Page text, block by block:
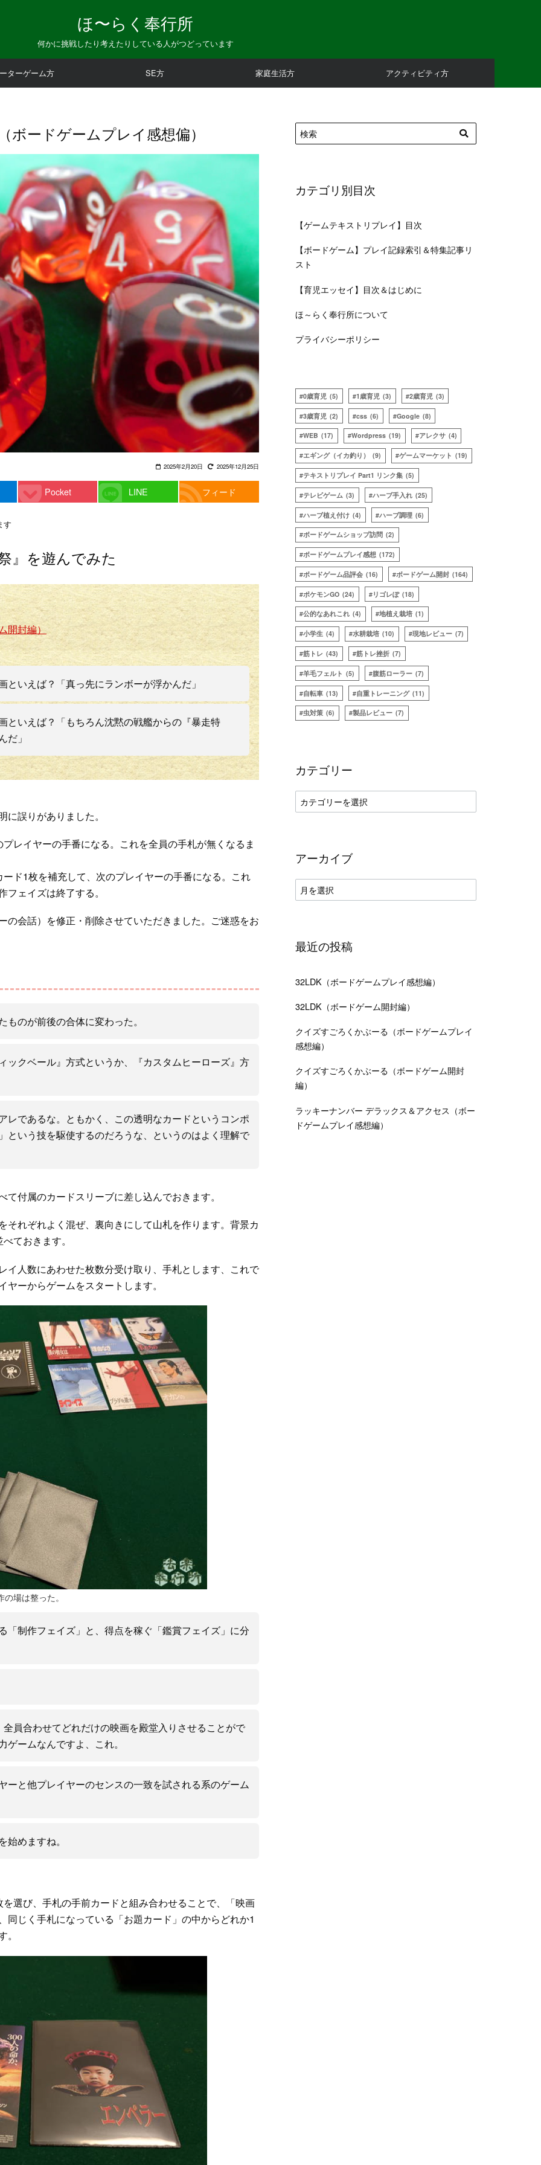
ほ〜らく奉行所
何かに挑戦したり考えたりしている人がつどっています
ターゲーム方 SE方 家庭生活方 アクティビティ方
ードゲームプレイ感想偏）
2025年2月20日 2025年12月25日
Pocket LINE フィード
す
』を遊んでみた
開封編）
いえば？「真っ先にランボーが浮かんだ」
といえば？「もちろん沈黙の戦艦からの『暴走特
だ」
誤りがありました。
レイヤーの手番になる。これを全員の手札が無くなるま
ド1枚を補充して、次のプレイヤーの手番になる。これ
ェイズは終了する。
会話）を修正・削除させていただきました。ご迷惑をお
のが前後の合体に変わった。
ックベール』方式というか、『カスタムヒーローズ』方
レであるな。ともかく、この透明なカードというコンポ
という技を駆使するのだろうな、というのはよく理解で
付属のカードスリーブに差し込んでおきます。
れぞれよく混ぜ、裏向きにして山札を作ります。背景カ
ておきます。
人数にあわせた枚数分受け取り、手札とします、これで
ーからゲームをスタートします。
の場は整った。
「制作フェイズ」と、得点を稼ぐ「鑑賞フェイズ」に分
員合わせてどれだけの映画を殿堂入りさせることがで
ームなんですよ、これ。
と他プレイヤーのセンスの一致を試される系のゲーム
めますね。
選び、手札の手前カードと組み合わせることで、「映画
じく手札になっている「お題カード」の中からどれか1
カテゴリ別目次
【ゲームテキストリプレイ】目次
【ボードゲーム】プレイ記録索引＆特集記事リ
スト
【育児エッセイ】目次＆はじめに
ほ～らく奉行所について
プライバシーポリシー
0歳育児 (5) 1歳育児 (3) 2歳育児 (3)
3歳育児 (2) css (6) Google (8)
WEB (17) Wordpress (19) アレクサ (4)
エギング（イカ釣り） (9) ゲームマーケット (19)
テキストリプレイ Part1 リンク集 (5)
テレビゲーム (3) ハーブ手入れ (25)
ハーブ植え付け (4) ハーブ調理 (6)
ボードゲームショップ訪問 (2)
ボードゲームプレイ感想 (172)
ボードゲーム品評会 (16) ボードゲーム開封 (164)
ポケモンGO (24) リゴレぽ (18)
公的なあれこれ (4) 地植え栽培 (1)
小学生 (4) 水耕栽培 (10) 現地レビュー (7)
筋トレ (43) 筋トレ挫折 (7)
羊毛フェルト (5) 腹筋ローラー (7)
自転車 (13) 自重トレーニング (11)
虫対策 (6) 製品レビュー (7)
カテゴリー
カ
テ
ー
アーカイブ
ア
ー
ブ
最近の投稿
32LDK（ボードゲームプレイ感想編）
32LDK（ボードゲーム開封編）
クイズすごろくかぶーる（ボードゲームプレイ
感想編）
クイズすごろくかぶーる（ボードゲーム開封
編）
ラッキーナンバー デラックス＆アクセス（ボー
ドゲームプレイ感想編）